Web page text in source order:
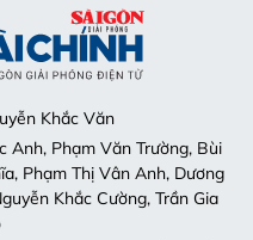
Khắc Văn
Anh, Phạm Văn Trường, Bùi
Phạm Thị Vân Anh, Dương
Khắc Cường, Trần Gia